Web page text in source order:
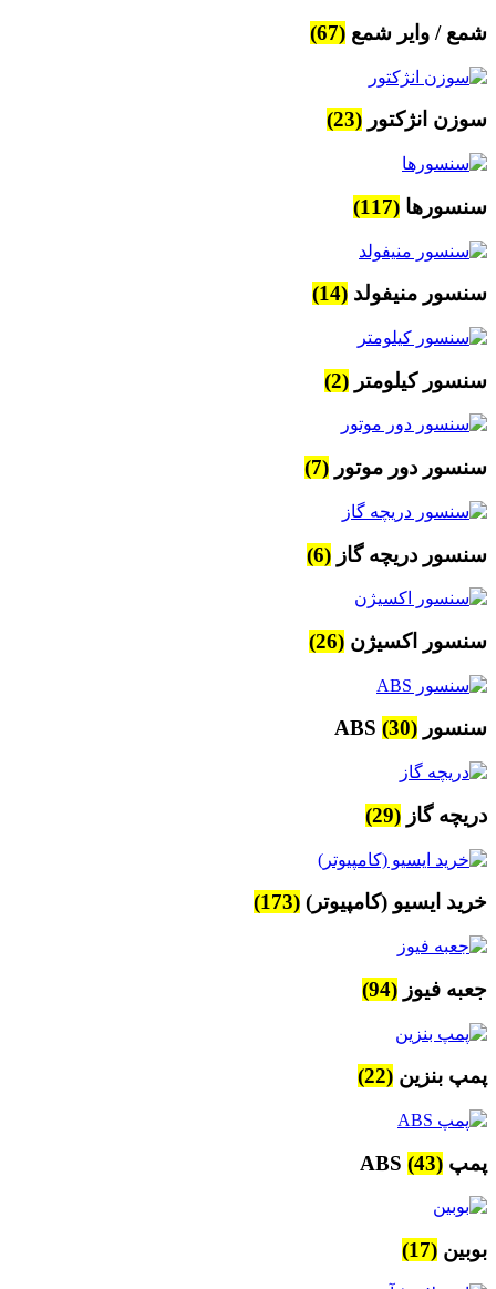
شمع / وایر شمع (67)
سوزن انژکتور (23)
سنسورها (117)
سنسور منیفولد (14)
سنسور کیلومتر (2)
سنسور دور موتور (7)
سنسور دریچه گاز (6)
سنسور اکسیژن (26)
سنسور ABS (30)
دریچه گاز (29)
خرید ایسیو (کامپیوتر) (173)
جعبه فیوز (94)
پمپ بنزین (22)
پمپ ABS (43)
بوبین (17)